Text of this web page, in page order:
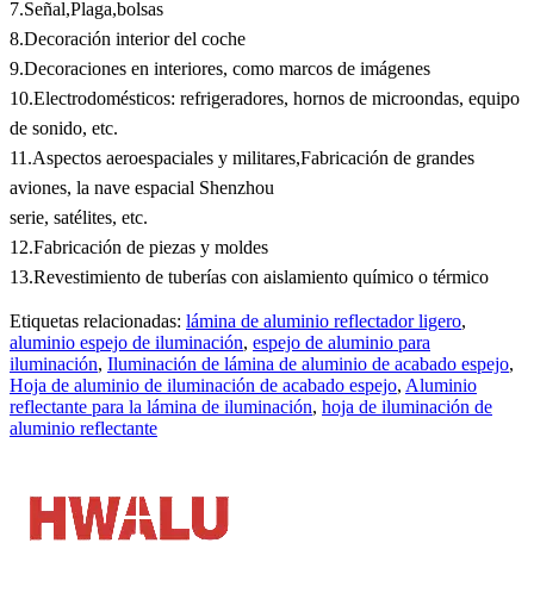
7.Señal,Plaga,bolsas
8.Decoración interior del coche
9.Decoraciones en interiores, como marcos de imágenes
10.Electrodomésticos: refrigeradores, hornos de microondas, equipo
de sonido, etc.
11.Aspectos aeroespaciales y militares,Fabricación de grandes
aviones, la nave espacial Shenzhou
serie, satélites, etc.
12.Fabricación de piezas y moldes
13.Revestimiento de tuberías con aislamiento químico o térmico
Etiquetas relacionadas: lámina de aluminio reflectador ligero,
aluminio espejo de iluminación, espejo de aluminio para
iluminación, Iluminación de lámina de aluminio de acabado espejo,
Hoja de aluminio de iluminación de acabado espejo, Aluminio
reflectante para la lámina de iluminación, hoja de iluminación de
aluminio reflectante